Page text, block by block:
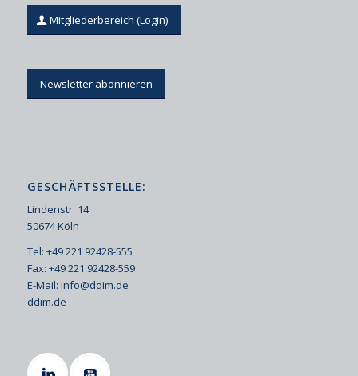
Mitgliederbereich (Login)
Newsletter abonnieren
GESCHÄFTSSTELLE:
Lindenstr. 14
50674 Köln
Tel: +49 221 92428-555
Fax: +49 221 92428-559
E-Mail: info@ddim.de
ddim.de